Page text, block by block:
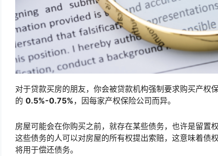
对于贷款买房的朋友，你会被贷款机构强制要求购买产权
的 0.5%-0.75%，因每家产权保险公司而异。
房屋可能会在你购买之前，就存在某些债务，也许是留置
这些债务的人可以对房屋的所有权提出索赔，这意味着债
将用于偿还债务。